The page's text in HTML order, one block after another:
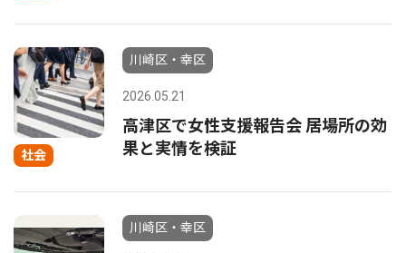
社会
川崎区・幸区
2026.05.21
高津区で女性支援報告会 居場所の効
果と実情を検証
川崎区・幸区